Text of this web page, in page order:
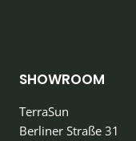
SHOWROOM
TerraSun
Berliner Straße 31